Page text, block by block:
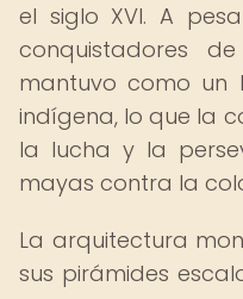
el siglo XVI. A
conquistadores
mantuvo como un
indígena, lo que la
la lucha y la
mayas contra la
La arquitectura
sus pirámides